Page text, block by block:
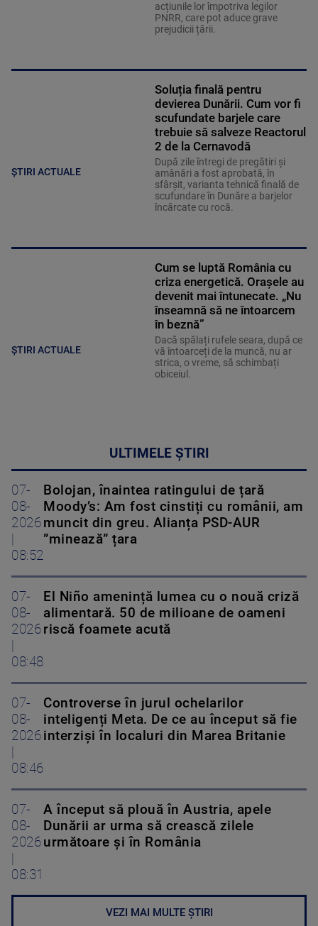
acțiunile lor împotriva legilor
PNRR, care pot aduce grave
prejudicii țării.
ȘTIRI ACTUALE
Soluția finală pentru
devierea Dunării. Cum vor fi
scufundate barjele care
trebuie să salveze Reactorul
2 de la Cernavodă
După zile întregi de pregătiri și
amânări a fost aprobată, în
sfârșit, varianta tehnică finală de
scufundare în Dunăre a barjelor
încărcate cu rocă.
ȘTIRI ACTUALE
Cum se luptă România cu
criza energetică. Orașele au
devenit mai întunecate. „Nu
înseamnă să ne întoarcem
în beznă”
Dacă spălați rufele seara, după ce
vă întoarceți de la muncă, nu ar
strica, o vreme, să schimbați
obiceiul.
ULTIMELE ȘTIRI
07-
08-
2026
08:52
Bolojan, înaintea ratingului de țară
Moody’s: Am fost cinstiți cu românii, am
muncit din greu. Alianța PSD-AUR
”minează” țara
07-
08-
2026
08:48
El Niño amenință lumea cu o nouă criză
alimentară. 50 de milioane de oameni
riscă foamete acută
07-
08-
2026
08:46
Controverse în jurul ochelarilor
inteligenți Meta. De ce au început să fie
interziși în localuri din Marea Britanie
07-
08-
2026
08:31
A început să plouă în Austria, apele
Dunării ar urma să crească zilele
următoare și în România
VEZI MAI MULTE ȘTIRI